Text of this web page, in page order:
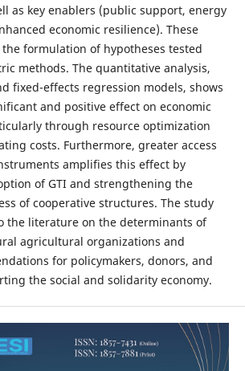
as key enablers (public support, energy
economic resilience). These
formulation of hypotheses tested
methods. The quantitative analysis,
fixed-effects regression models, shows
and positive effect on economic
through resource optimization
costs. Furthermore, greater access
amplifies this effect by
of GTI and strengthening the
of cooperative structures. The study
the literature on the determinants of
agricultural organizations and
for policymakers, donors, and
the social and solidarity economy.